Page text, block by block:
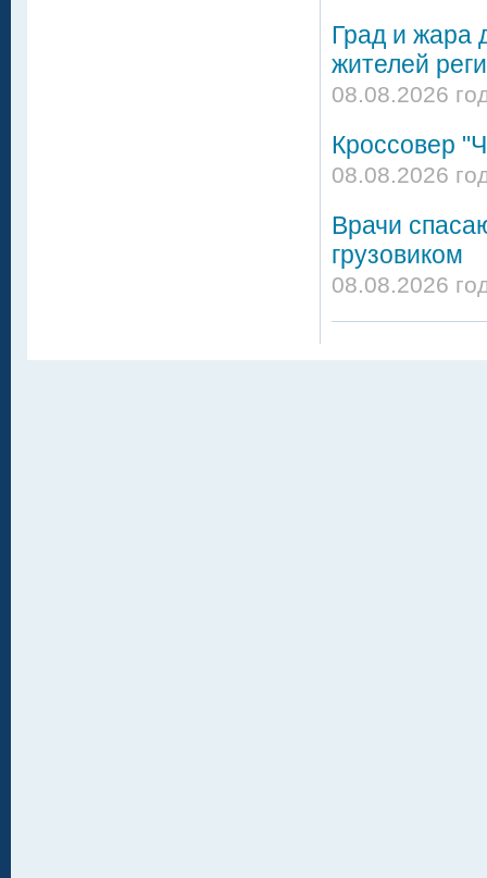
Град и жара
жителей
08.08.2026
Кроссовер
08.08.2026
Врачи
грузовиком
08.08.2026